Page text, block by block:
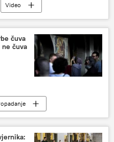
Video
čuva
čuva